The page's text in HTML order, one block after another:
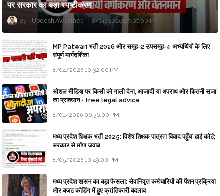
पर सरकार का बड़ा स्पष्टीकरण
Updesh Awasthee 8/01/2026 07:07:00 PM
MP Patwari भर्ती 2026 और समूह-2 उपसमूह-4 अभ्यर्थियों के लिए
संपूर्ण मार्गदर्शिका
8/04/2026 10:32:00 PM
सोशल मीडिया पर किसी को गाली देना, आजादी या अपराध और कितनी सजा
का प्रावधान - free legal advice
8/01/2026 06:36:00 PM
मध्य प्रदेश शिक्षक भर्ती 2025: विशेष शिक्षक पात्रता विवाद पहुँचा हाई कोर्ट;
सरकार से माँगा जवाब
8/05/2026 10:49:00 PM
मध्य प्रदेश शासन का बड़ा फैसला: सेवानिवृत्त कर्मचारियों की पेंशन प्रक्रिया
और बजट कोडिंग में हुए क्रांतिकारी बदलाव